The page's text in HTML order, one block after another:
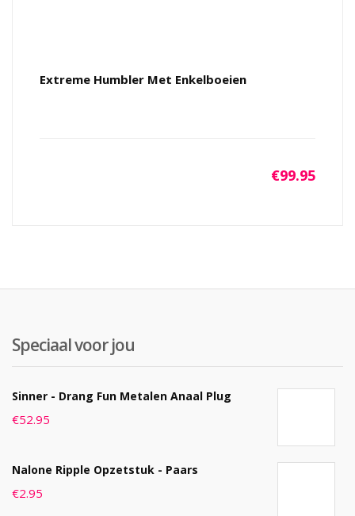
Extreme Humbler Met Enkelboeien
€99.95
Speciaal voor jou
Sinner - Drang Fun Metalen Anaal Plug
€52.95
Nalone Ripple Opzetstuk - Paars
€2.95